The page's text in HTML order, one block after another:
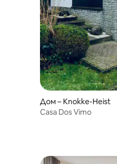
Дом – Knokke-Heist
Casa Dos Vimo